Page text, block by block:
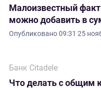
Малоизвестный
можно добавить в
Опубликовано09:31 25
Банк Citadele
Что делать с общим